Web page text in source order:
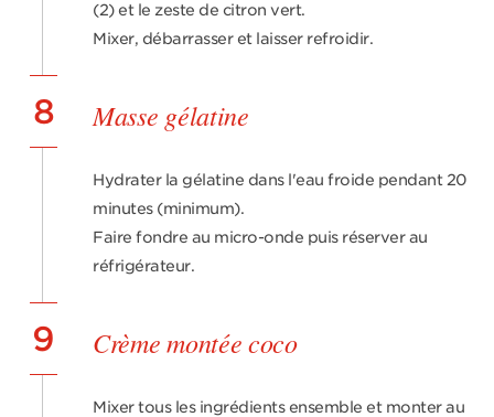
(2) et le zeste de citron vert.
Mixer, débarrasser et laisser refroidir.
8 Masse gélatine
Hydrater la gélatine dans l'eau froide pendant 20
minutes (minimum).
Faire fondre au micro-onde puis réserver au
réfrigérateur.
9 Crème montée coco
Mixer tous les ingrédients ensemble et monter au